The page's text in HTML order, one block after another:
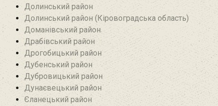
Долинський район
Долинський район (Кіровоградська область)
Доманівський район‎
Драбівський район‎
Дрогобицький район
Дубенський район
Дубровицький район‎
Дунаєвецький район
Єланецький район‎